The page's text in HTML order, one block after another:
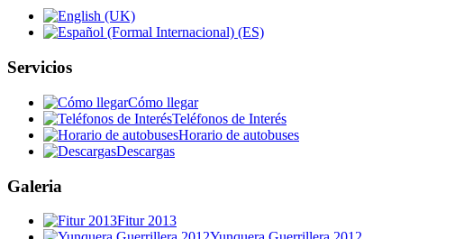
Servicios
Cómo llegar
Teléfonos de Interés
Horario de autobuses
Descargas
Galeria
Fitur 2013